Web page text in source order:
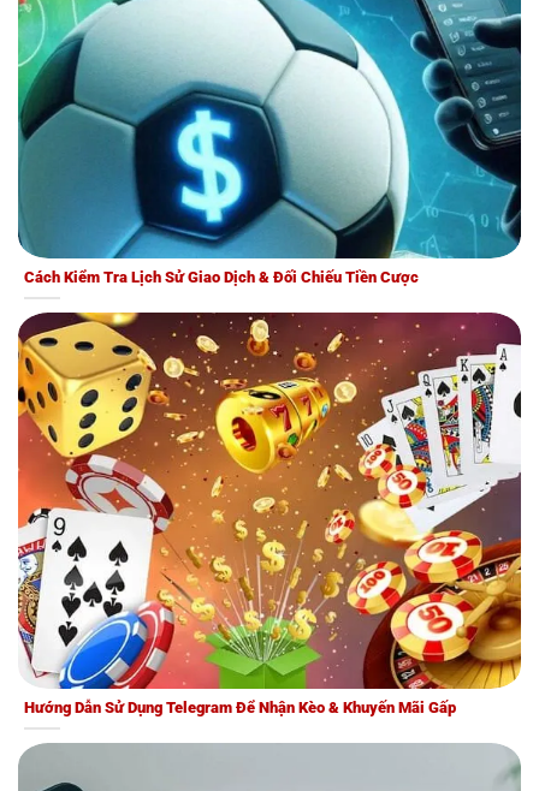
Cách Kiểm Tra Lịch Sử Giao Dịch & Đối Chiếu Tiền Cược
Hướng Dẫn Sử Dụng Telegram Để Nhận Kèo & Khuyến Mãi Gấp